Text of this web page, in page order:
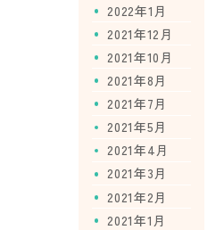
2022年1月
2021年12月
2021年10月
2021年8月
2021年7月
2021年5月
2021年4月
2021年3月
2021年2月
2021年1月